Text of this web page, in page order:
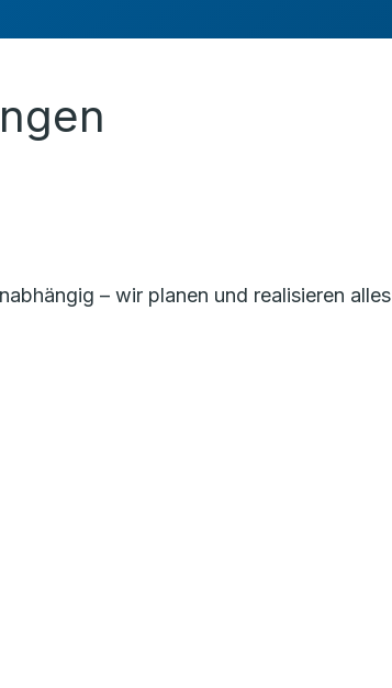
– wir planen und realisieren